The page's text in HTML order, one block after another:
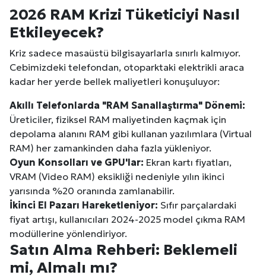
2026 RAM Krizi Tüketiciyi Nasıl
Etkileyecek?
Kriz sadece masaüstü bilgisayarlarla sınırlı kalmıyor.
Cebimizdeki telefondan, otoparktaki elektrikli araca
kadar her yerde bellek maliyetleri konuşuluyor:
Akıllı Telefonlarda "RAM Sanallaştırma" Dönemi:
Üreticiler, fiziksel RAM maliyetinden kaçmak için
depolama alanını RAM gibi kullanan yazılımlara (Virtual
RAM) her zamankinden daha fazla yükleniyor.
Oyun Konsolları ve GPU'lar: Ekran kartı fiyatları,
VRAM (Video RAM) eksikliği nedeniyle yılın ikinci
yarısında %20 oranında zamlanabilir.
İkinci El Pazarı Hareketleniyor: Sıfır parçalardaki
fiyat artışı, kullanıcıları 2024-2025 model çıkma RAM
modüllerine yönlendiriyor.
Satın Alma Rehberi: Beklemeli
mi, Almalı mı?